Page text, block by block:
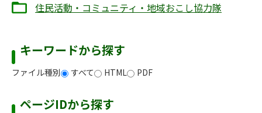
住民活動・コミュニティ・地域おこし協力隊
キーワードから探す
ファイル種別 すべて HTML PDF
ページIDから探す